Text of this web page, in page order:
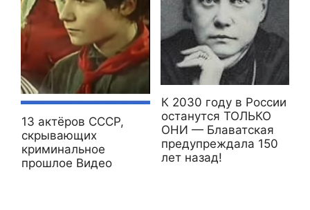
13 актёров СССР,
скрывающих
криминальное
прошлое Видео
К 2030 году в России
останутся ТОЛЬКО
ОНИ — Блаватская
предупреждала 150
лет назад!